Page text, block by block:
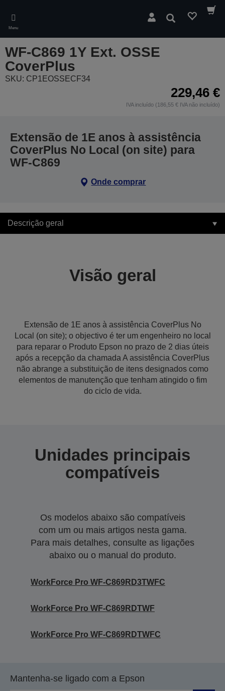
main
content
Menu
Pesquisar
WF-C869 1Y Ext. OSSE
CoverPlus
SKU: CP1EOSSECF34
229,46 €
IVA incluído (186,55 € IVA não incluído)
Extensão de 1E anos à assistência
CoverPlus No Local (on site) para
WF-C869
Onde comprar
Descrição geral
Visão geral
Extensão de 1E anos à assistência CoverPlus No
Local (on site); o objectivo é ter um engenheiro no local
para reparar o Produto Epson no prazo de 2 dias úteis
após a recepção da chamada A assistência CoverPlus
não abrange a substituição de itens designados como
elementos de manutenção que tenham atingido o fim
do ciclo de vida.
Unidades principais
compatíveis
Os modelos abaixo são compatíveis
com um ou mais artigos nesta gama.
Para mais detalhes, consulte as ligações
abaixo ou o manual do produto.
WorkForce Pro WF-C869RD3TWFC
WorkForce Pro WF-C869RDTWF
WorkForce Pro WF-C869RDTWFC
Mantenha-se ligado com a Epson